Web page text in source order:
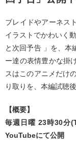
ブレイドやアーネス
イラストでかわいく
と次回予告 」を、本
ー達の表情豊かな掛
スはこのアニメだけ
り取りを、本編試聴
【概要】
毎週日曜 23時30分
YouTubeにて公開